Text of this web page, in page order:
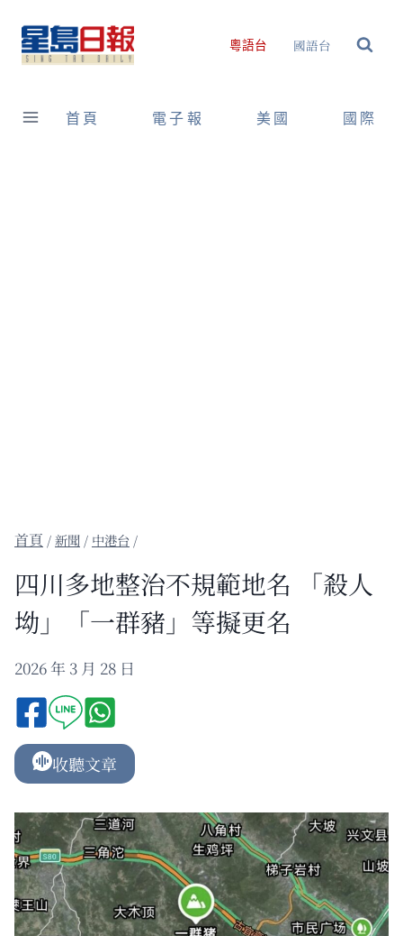
content
粵語台 國語台
首頁 電子報 美國 國際
/新聞 / 中港台 /
四川多地整治不規範地名 「殺人
坳」「一群豬」等擬更名
2026 年 3 月 28 日
收聽文章